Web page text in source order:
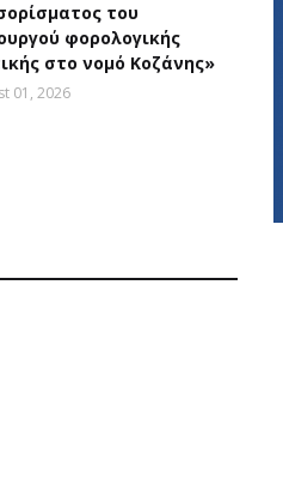
του
φορολογικής
στο νομό Κοζάνης»
01, 2026